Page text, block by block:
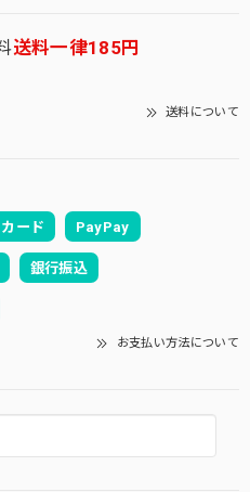
送料一律185円
送料について
ード PayPay
銀行振込
お支払い方法について